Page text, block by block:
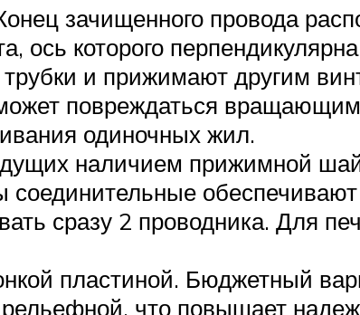
зачищенного провода
ось которого
и прижимают другим
повреждаться
одиночных жил.
наличием прижимной
сразу 2 проводника. Для
пластиной. Бюджетный
что повышает